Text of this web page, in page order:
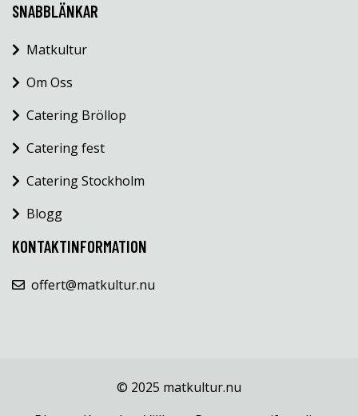
SNABBLÄNKAR
Matkultur
Om Oss
Catering Bröllop
Catering fest
Catering Stockholm
Blogg
KONTAKTINFORMATION
offert@matkultur.nu
© 2025 matkultur.nu